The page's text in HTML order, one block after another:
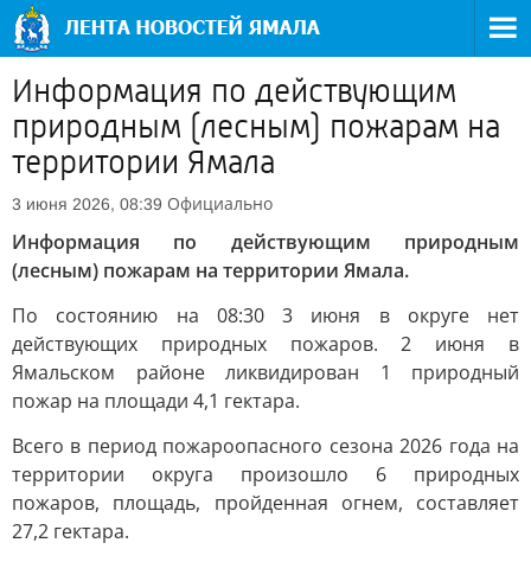
Информация по действующим
природным (лесным) пожарам на
территории Ямала
3 июня 2026, 08:39 Официально
Информация по действующим природным
(лесным) пожарам на территории Ямала.
По состоянию на 08:30 3 июня в округе нет
действующих природных пожаров. 2 июня в
Ямальском районе ликвидирован 1 природный
пожар на площади 4,1 гектара.
Всего в период пожароопасного сезона 2026 года на
территории округа произошло 6 природных
пожаров, площадь, пройденная огнем, составляет
27,2 гектара.